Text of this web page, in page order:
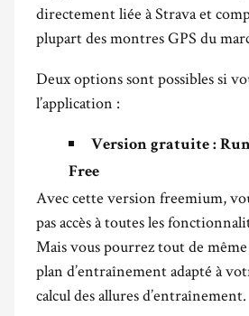
directement liée à Strava et
plupart des montres GPS du
Deux options sont possibles si
l’application :
Version gratuite :
Free
Avec cette version freemium,
pas accès à toutes les
Mais vous pourrez tout de
plan d’entraînement adapté à
calcul des allures d’entraînement.